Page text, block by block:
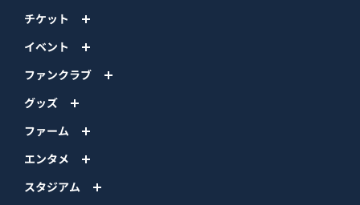
チケット
イベント
ファンクラブ
グッズ
ファーム
エンタメ
スタジアム